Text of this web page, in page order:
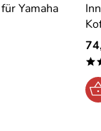
outdoorfieber
Yamaha